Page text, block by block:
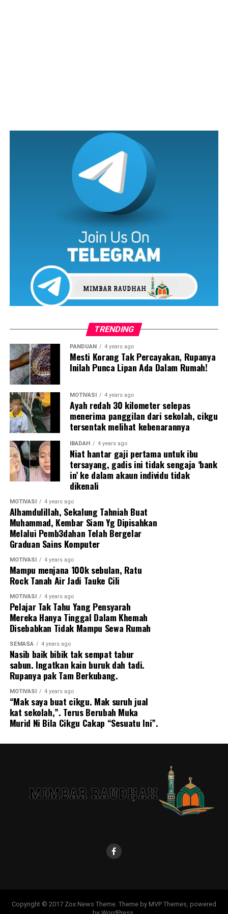
pasukan Eropah dalam memantapkan pasukan milik
Berhadapan lawan yang fizikal lebih baik serta teknikal
yang lebih mantap menjadi medan terbaik untuk para
pemain JDT diuji pada aksi pra musim.
Segala pengumuman mengenai para pemain akan dibuat
oleh Pengarah Teknikal JDT kepada para penyokong
dalam masa terdekat.
TMJ turut menyatakan bahawa akan ada beberapa
pemain dikekalkan, manakala ada pemain yang akan
dipinjamkan ke pasukan lain serta ada pemain yang akan
dilepaskan dari pasukan.
Ujar TMJ lagi, keputusan beliau pada awalnya untuk
berehat dari kancah bola sepak negara tidak akan terjadi
setelah apa yang berlaku dalam pasukan membuatkan
baginda perlu bertindak segera untuk musim akan
datang.
TRENDING
PANDUAN 4 years ago
Mesti Korang Tak Percayakan, Rupanya
Inilah Punca Lipan Ada Dalam Rumah!
MOTIVASI 4 years ago
Ayah redah 30 kilometer selepas
menerima panggilan dari sekolah, cikgu
tersentak melihat kebenarannya
IBADAH 4 years ago
Niat hantar gaji pertama untuk ibu
tersayang, gadis ini tidak sengaja ‘bank
in’ ke dalam akaun individu tidak
dikenali
MOTIVASI 4 years ago
Alhamdulillah, Sekalung Tahniah Buat
Muhammad, Kembar Siam Yg Dipisahkan
Melalui Pemb3dahan Telah Bergelar
Graduan Sains Komputer
MOTIVASI 4 years ago
Mampu menjana 100k sebulan, Ratu
Rock Tanah Air Jadi Tauke Cili
MOTIVASI 4 years ago
Pelajar Tak Tahu Yang Pensyarah
Mereka Hanya Tinggal Dalam Khemah
Disebabkan Tidak Mampu Sewa Rumah
SEMASA 4 years ago
Nasib baik bibik tak sempat tabur
sabun. Ingatkan kain buruk dah tadi.
Rupanya pak Tam Berkubang.
MOTIVASI 4 years ago
“Mak saya buat cikgu. Mak suruh jual
kat sekolah,”. Terus Berubah Muka
Murid Ni Bila Cikgu Cakap “Sesuatu Ini”.
Copyright © 2017 Zox News Theme. Theme by MVP Themes, powered